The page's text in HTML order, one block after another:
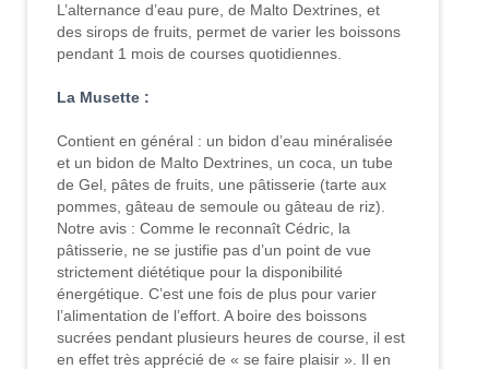
L’alternance d’eau pure, de Malto Dextrines, et
des sirops de fruits, permet de varier les boissons
pendant 1 mois de courses quotidiennes.
La Musette :
Contient en général : un bidon d’eau minéralisée
et un bidon de Malto Dextrines, un coca, un tube
de Gel, pâtes de fruits, une pâtisserie (tarte aux
pommes, gâteau de semoule ou gâteau de riz).
Notre avis : Comme le reconnaît Cédric, la
pâtisserie, ne se justifie pas d’un point de vue
strictement diététique pour la disponibilité
énergétique. C’est une fois de plus pour varier
l’alimentation de l’effort. A boire des boissons
sucrées pendant plusieurs heures de course, il est
en effet très apprécié de « se faire plaisir ». Il en